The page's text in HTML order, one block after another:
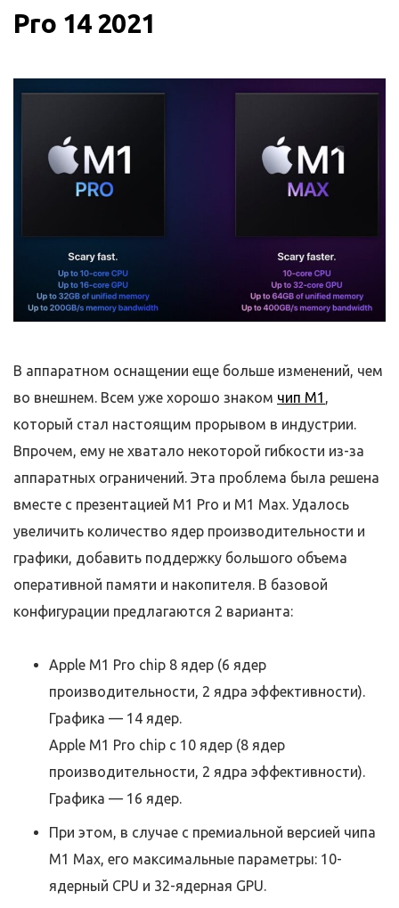
Pro 14 2021
В аппаратном оснащении еще больше изменений, чем
во внешнем. Всем уже хорошо знаком чип M1 ,
который стал настоящим прорывом в индустрии.
Впрочем, ему не хватало некоторой гибкости из-за
аппаратных ограничений. Эта проблема была решена
вместе с презентацией M1 Pro и M1 Max. Удалось
увеличить количество ядер производительности и
графики, добавить поддержку большого объема
оперативной памяти и накопителя. В базовой
конфигурации предлагаются 2 варианта:
Apple M1 Pro chip 8 ядер (6 ядер
производительности, 2 ядра эффективности).
Графика — 14 ядер.
Apple M1 Pro chip с 10 ядер (8 ядер
производительности, 2 ядра эффективности).
Графика — 16 ядер.
При этом, в случае с премиальной версией чипа
M1 Max, его максимальные параметры: 10-
ядерный CPU и 32-ядерная GPU.